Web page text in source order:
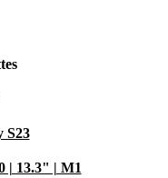
S23
| 13.3" | M1